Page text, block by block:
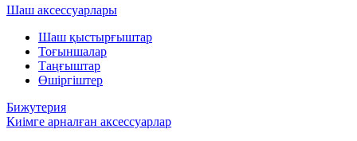
Шаш аксессуарлары
Шаш қыстырғыштар
Тоғыншалар
Таңғыштар
Өшіргіштер
Бижутерия
Киімге арналған аксессуарлар